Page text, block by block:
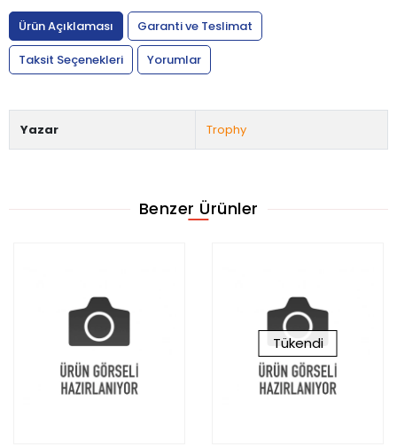
Ürün Açıklaması
Garanti ve Teslimat
Taksit Seçenekleri
Yorumlar
Yazar Trophy
Benzer Ürünler
Tükendi